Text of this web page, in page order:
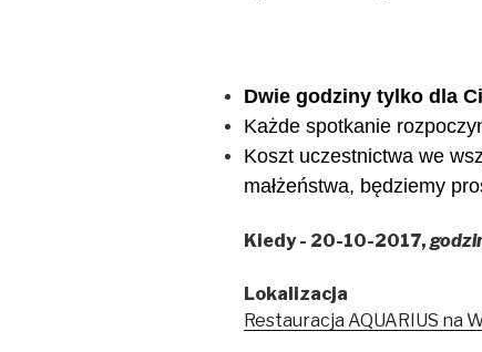
Dwie godziny tylko dla
Każde spotkanie
Koszt uczestnictwa we
małżeństwa, będziemy
Kiedy - 20-10-2017,
Lokalizacja
Restauracja AQUARIUS na